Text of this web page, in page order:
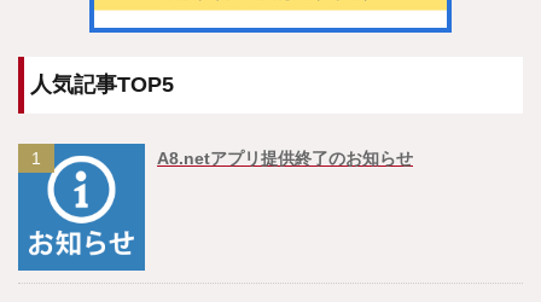
人気記事TOP5
1 A8.netアプリ提供終了のお知らせ